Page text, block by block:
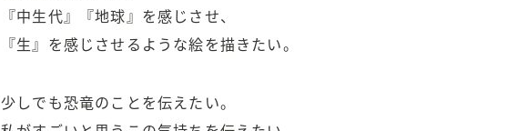
『中生代』『地球』を感じさせ、
『生』を感じさせるような絵を描きたい。
少しでも恐竜のことを伝えたい。